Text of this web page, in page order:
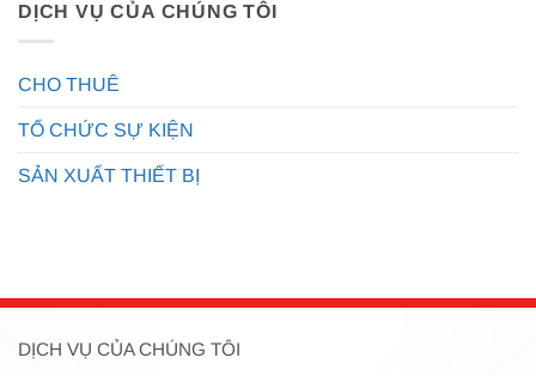
DỊCH VỤ CỦA CHÚNG TÔI
CHO THUÊ
TỔ CHỨC SỰ KIỆN
SẢN XUẤT THIẾT BỊ
DỊCH VỤ CỦA CHÚNG TÔI